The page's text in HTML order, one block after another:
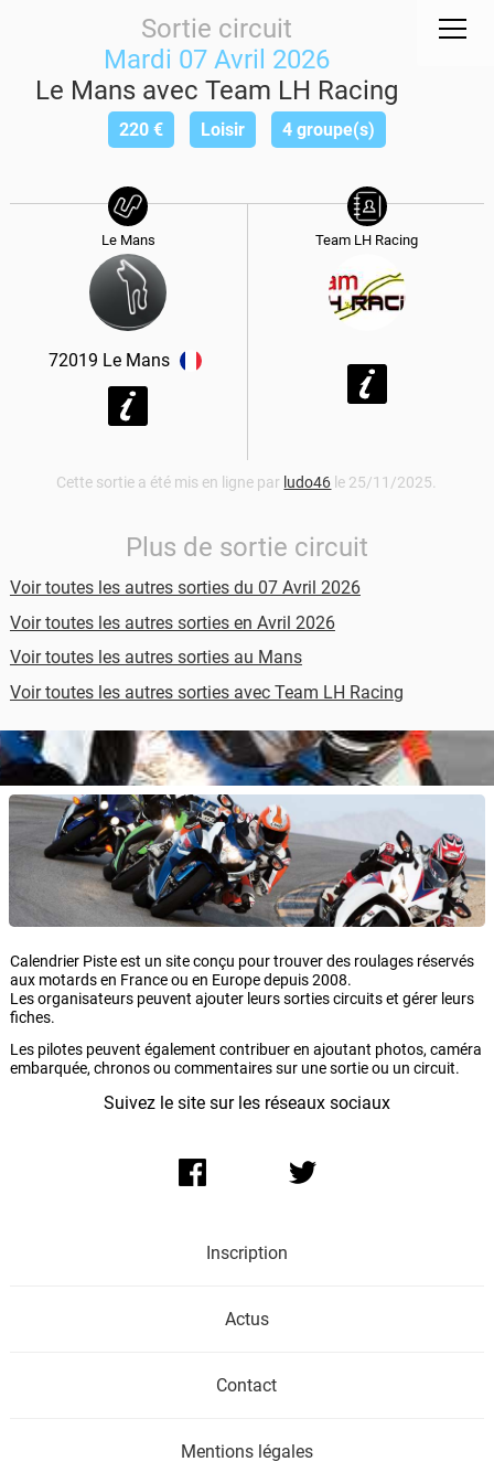
Sortie circuit
Mardi 07 Avril 2026
Le Mans avec Team LH Racing
220 € Loisir 4 groupe(s)
Le Mans
72019 Le Mans
Team LH Racing
Cette sortie a été mis en ligne par ludo46 le 25/11/2025.
Plus de sortie circuit
Voir toutes les autres sorties du 07 Avril 2026
Voir toutes les autres sorties en Avril 2026
Voir toutes les autres sorties au Mans
Voir toutes les autres sorties avec Team LH Racing
Calendrier Piste est un site conçu pour trouver des roulages réservés
aux motards en France ou en Europe depuis 2008.
Les organisateurs peuvent ajouter leurs sorties circuits et gérer leurs
fiches.
Les pilotes peuvent également contribuer en ajoutant photos, caméra
embarquée, chronos ou commentaires sur une sortie ou un circuit.
Suivez le site sur les réseaux sociaux
Inscription
Actus
Contact
Mentions légales